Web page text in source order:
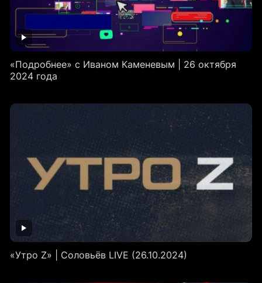
«Подробнее» с Иваном Каменевым | 26 октября
2024 года
«Утро Z» | Соловьёв LIVE (26.10.2024)